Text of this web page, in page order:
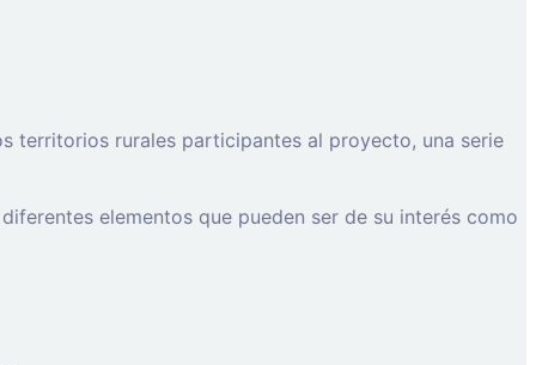
territorios rurales participantes al proyecto, una serie
elementos que pueden ser de su interés como